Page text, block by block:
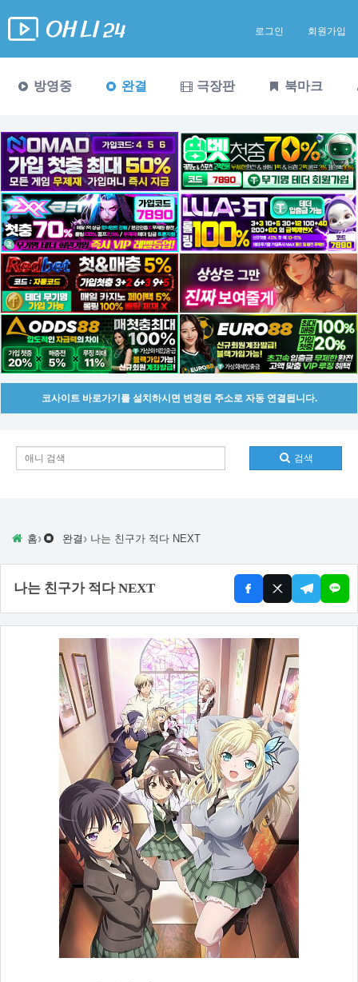
로그인 회원가입
방영중 완결 극장판 북마크
코사이트 바로가기를 설치하시면 변경된 주소로 자동 연결됩니다.
검색
홈› 완결 › 나는 친구가 적다 NEXT
나는 친구가 적다 NEXT